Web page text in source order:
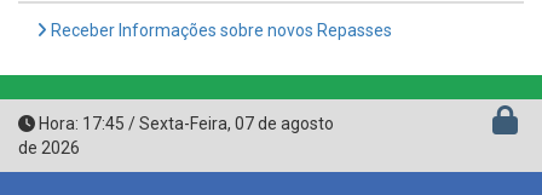
Hora:17:45/Sexta-Feira,07 de agosto
de 2026
PREFEITURA MUNICIPAL DE FERREIROS